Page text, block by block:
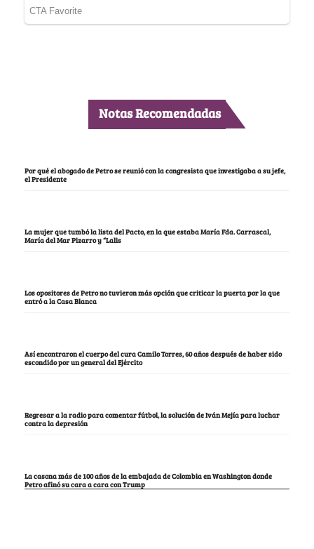
Notas Recomendadas
Por qué el abogado de Petro se reunió con la congresista que investigaba a su jefe,
el Presidente
La mujer que tumbó la lista del Pacto, en la que estaba María Fda. Carrascal,
María del Mar Pizarro y “Lalis
Los opositores de Petro no tuvieron más opción que criticar la puerta por la que
entró a la Casa Blanca
Así encontraron el cuerpo del cura Camilo Torres, 60 años después de haber sido
escondido por un general del Ejército
Regresar a la radio para comentar fútbol, la solución de Iván Mejía para luchar
contra la depresión
La casona más de 100 años de la embajada de Colombia en Washington donde
Petro afinó su cara a cara con Trump